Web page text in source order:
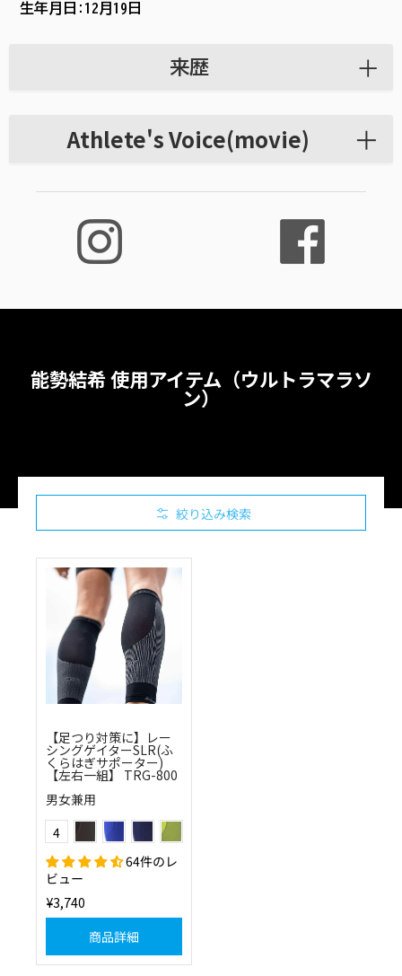
生年月日: 12月19日
来歴
Athlete's Voice(movie)
能勢結希 使用アイテム（ウルトラマラソ
ン）
絞り込み検索
【足つり対策に】レー
シングゲイターSLR(ふ
くらはぎサポーター)
【左右一組】 TRG-800
男女兼用
Color
4
64件のレ
ビュー
¥3,740
商品詳細